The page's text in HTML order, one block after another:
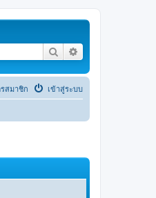
ค้นหา
เข้าสู่ระบบ
สมาชิก